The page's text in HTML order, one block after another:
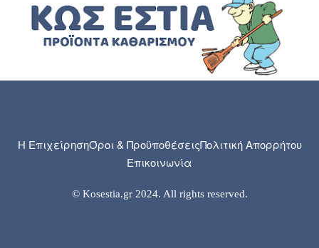
Η ΕπιχείρησηΌροι & ΠροϋποθέσειςΠολιτική Απορρήτου
Επικοινωνία
© Kosestia.gr 2024. All rights reserved.